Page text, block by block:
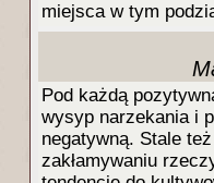
miejsca w tym
Pod każdą
wysyp narzekania i
negatywną. Stale
zakłamywaniu